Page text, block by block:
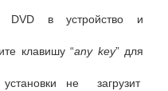
DVD в устройство и
клавишу “any key” для
не загрузит